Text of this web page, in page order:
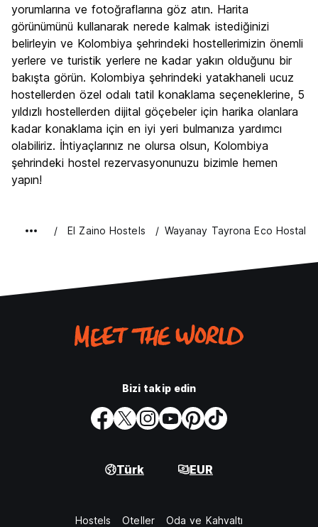
yorumlarına ve fotoğraflarına göz atın. Harita
görünümünü kullanarak nerede kalmak istediğinizi
belirleyin ve Kolombiya şehrindeki hostellerimizin önemli
yerlere ve turistik yerlere ne kadar yakın olduğunu bir
bakışta görün. Kolombiya şehrindeki yatakhaneli ucuz
hostellerden özel odalı tatil konaklama seçeneklerine, 5
yıldızlı hostellerden dijital göçebeler için harika olanlara
kadar konaklama için en iyi yeri bulmanıza yardımcı
olabiliriz. İhtiyaçlarınız ne olursa olsun, Kolombiya
şehrindeki hostel rezervasyonunuzu bizimle hemen
yapın!
El Zaino Hostels Wayanay Tayrona Eco Hostal
Bizi takip edin
Türk EUR
Hostels Oteller Oda ve Kahvaltı